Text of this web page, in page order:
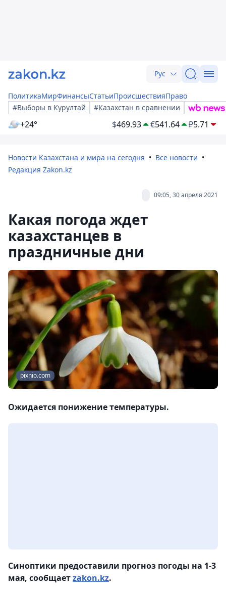
Рус
ПолитикаМирФинансыСтатьиПроисшествияПраво
#Выборы в Курултай
#Казахстан в сравнении
+24° $469.93 €541.64 ₽5.71
Новости Казахстана и мира на сегодня
Все новости
Редакция Zakon.kz
09:05, 30 апреля 2021
Какая погода ждет
казахстанцев в
праздничные дни
pixnio.com
Ожидается понижение температуры.
Синоптики предоставили прогноз погоды на 1-3
мая, сообщаетzakon.kz.